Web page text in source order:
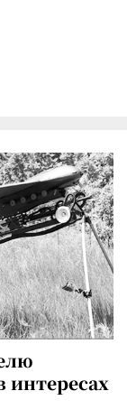
интересах